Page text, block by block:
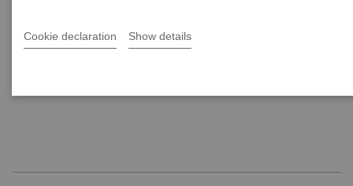
Cookie declaration Show details
терапии.